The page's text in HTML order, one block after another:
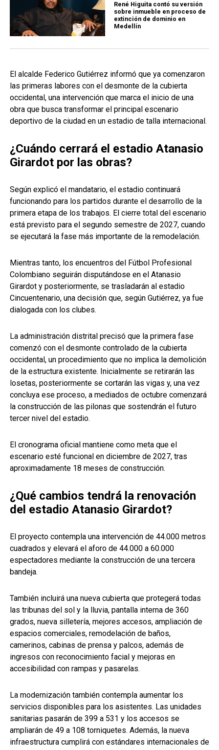
René Higuita contó su versión
sobre inmueble en proceso de
extinción de dominio en
Medellín
El alcalde Federico Gutiérrez informó que ya comenzaron
las primeras labores con el desmonte de la cubierta
occidental, una intervención que marca el inicio de una
obra que busca transformar el principal escenario
deportivo de la ciudad en un estadio de talla internacional.
¿Cuándo cerrará el estadio Atanasio
Girardot por las obras?
Según explicó el mandatario, el estadio continuará
funcionando para los partidos durante el desarrollo de la
primera etapa de los trabajos. El cierre total del escenario
está previsto para el segundo semestre de 2027, cuando
se ejecutará la fase más importante de la remodelación.
Mientras tanto, los encuentros del Fútbol Profesional
Colombiano seguirán disputándose en el Atanasio
Girardot y posteriormente, se trasladarán al estadio
Cincuentenario, una decisión que, según Gutiérrez, ya fue
dialogada con los clubes.
La administración distrital precisó que la primera fase
comenzó con el desmonte controlado de la cubierta
occidental, un procedimiento que no implica la demolición
de la estructura existente. Inicialmente se retirarán las
losetas, posteriormente se cortarán las vigas y, una vez
concluya ese proceso, a mediados de octubre comenzará
la construcción de las pilonas que sostendrán el futuro
tercer nivel del estadio.
El cronograma oficial mantiene como meta que el
escenario esté funcional en diciembre de 2027, tras
aproximadamente 18 meses de construcción.
¿Qué cambios tendrá la renovación
del estadio Atanasio Girardot?
El proyecto contempla una intervención de 44.000 metros
cuadrados y elevará el aforo de 44.000 a 60.000
espectadores mediante la construcción de una tercera
bandeja.
También incluirá una nueva cubierta que protegerá todas
las tribunas del sol y la lluvia, pantalla interna de 360
grados, nueva silletería, mejores accesos, ampliación de
espacios comerciales, remodelación de baños,
camerinos, cabinas de prensa y palcos, además de
ingresos con reconocimiento facial y mejoras en
accesibilidad con rampas y pasarelas.
La modernización también contempla aumentar los
servicios disponibles para los asistentes. Las unidades
sanitarias pasarán de 399 a 531 y los accesos se
ampliarán de 49 a 108 torniquetes. Además, la nueva
infraestructura cumplirá con estándares internacionales de